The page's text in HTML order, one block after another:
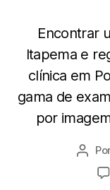
Encontrar
Itapema e
clínica em
gama de
por